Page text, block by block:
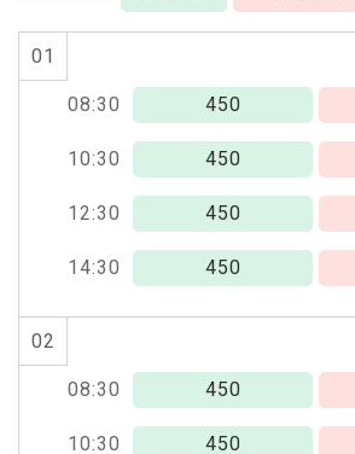
01
08:30 450
10:30 450
12:30 450
14:30 450
02
08:30 450
10:30 450